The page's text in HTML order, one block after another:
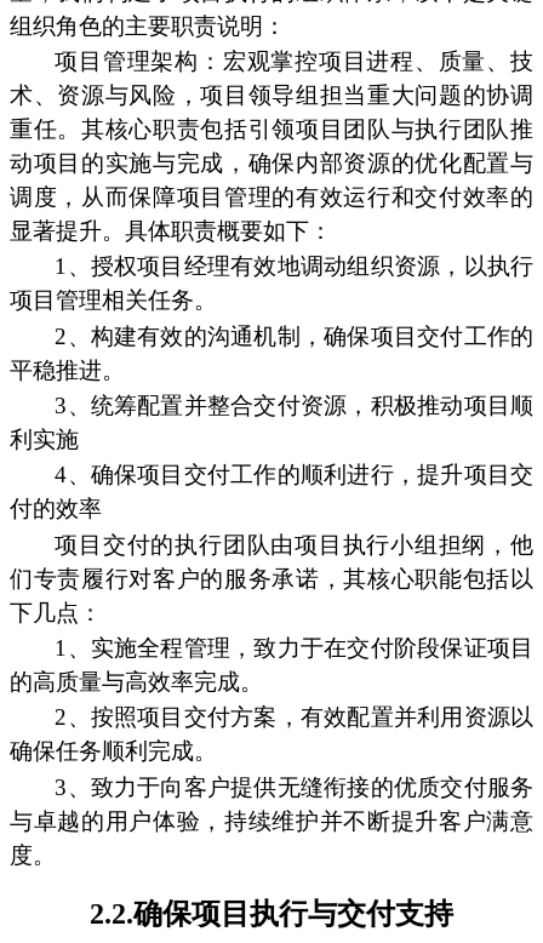
组织角色的主要职责说明：
项目管理架构：宏观掌控项目进程、质量、技
术、资源与风险，项目领导组担当重大问题的协调
重任。其核心职责包括引领项目团队与执行团队推
动项目的实施与完成，确保内部资源的优化配置与
调度，从而保障项目管理的有效运行和交付效率的
显著提升。具体职责概要如下：
1、授权项目经理有效地调动组织资源，以执行
项目管理相关任务。
2、构建有效的沟通机制，确保项目交付工作的
平稳推进。
3、统筹配置并整合交付资源，积极推动项目顺
利实施
4、确保项目交付工作的顺利进行，提升项目交
付的效率
项目交付的执行团队由项目执行小组担纲，他
们专责履行对客户的服务承诺，其核心职能包括以
下几点：
1、实施全程管理，致力于在交付阶段保证项目
的高质量与高效率完成。
2、按照项目交付方案，有效配置并利用资源以
确保任务顺利完成。
3、致力于向客户提供无缝衔接的优质交付服务
与卓越的用户体验，持续维护并不断提升客户满意
度。
2.2.确保项目执行与交付支持